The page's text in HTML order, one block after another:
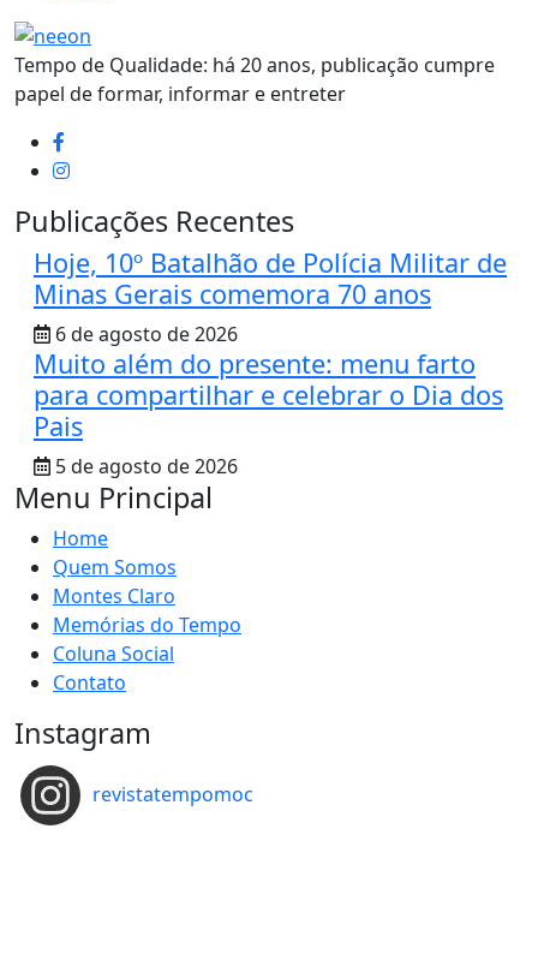
Tempo de Qualidade: há 20 anos, publicação cumpre
papel de formar, informar e entreter
Publicações Recentes
Hoje, 10º Batalhão de Polícia Militar de
Minas Gerais comemora 70 anos
6 de agosto de 2026
Muito além do presente: menu farto
para compartilhar e celebrar o Dia dos
Pais
5 de agosto de 2026
Menu Principal
Home
Quem Somos
Montes Claro
Memórias do Tempo
Coluna Social
Contato
Instagram
revistatempomoc